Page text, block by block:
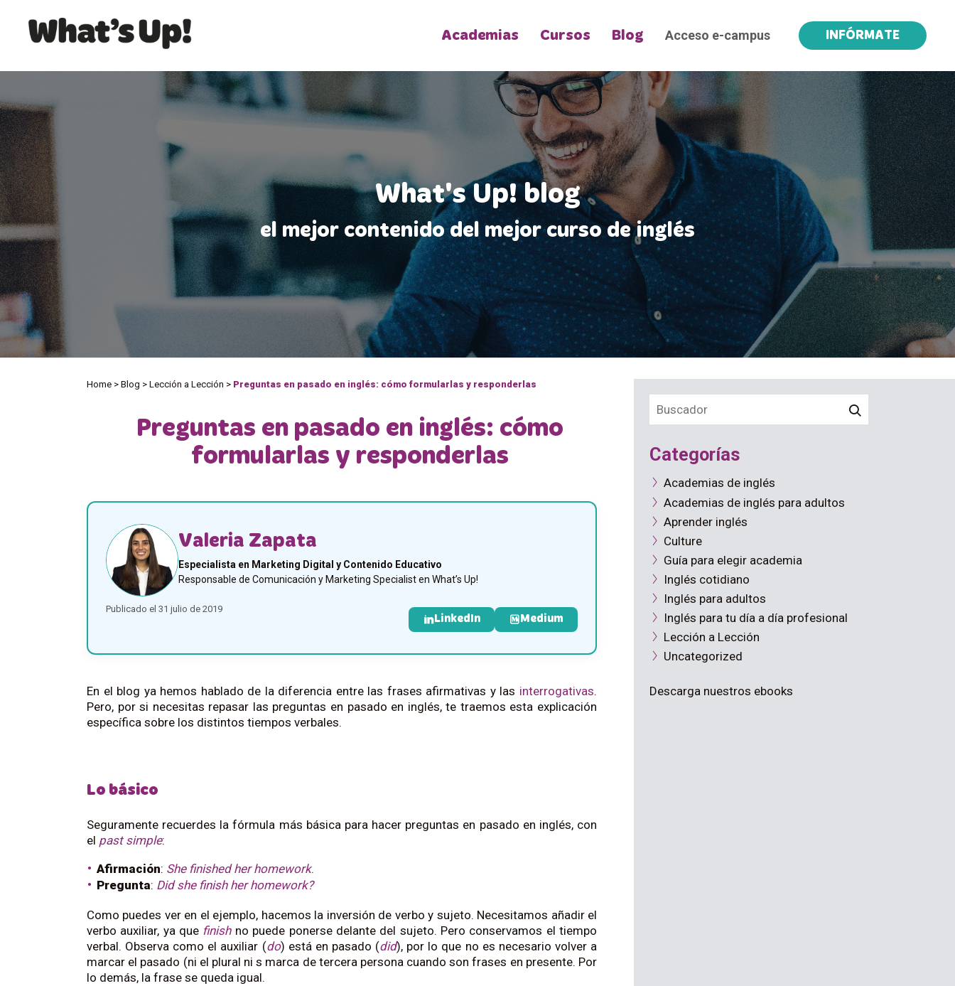
Academias Cursos Blog Acceso e-campus INFÓRMATE
What's Up! blog
el mejor contenido del mejor curso de inglés
Home > Blog > Lección a Lección > Preguntas en pasado en inglés: cómo formularlas y responderlas
Preguntas en pasado en inglés: cómo
formularlas y responderlas
Valeria Zapata
Especialista en Marketing Digital y Contenido Educativo
Responsable de Comunicación y Marketing Specialist en What’s Up!
Publicado el 31 julio de 2019
LinkedIn Medium
En el blog ya hemos hablado de la diferencia entre las frases afirmativas y las interrogativas.
Pero, por si necesitas repasar las preguntas en pasado en inglés, te traemos esta explicación
específica sobre los distintos tiempos verbales.
Lo básico
Seguramente recuerdes la fórmula más básica para hacer preguntas en pasado en inglés, con
el past simple:
Afirmación: She finished her homework.
Pregunta: Did she finish her homework?
Como puedes ver en el ejemplo, hacemos la inversión de verbo y sujeto. Necesitamos añadir el
verbo auxiliar, ya que finishno puede ponerse delante del sujeto. Pero conservamos el tiempo
verbal. Observa como el auxiliar (do) está en pasado (did), por lo que no es necesario volver a
marcar el pasado (ni el plural ni s marca de tercera persona cuando son frases en presente. Por
lo demás, la frase se queda igual.
Categorías
Academias de inglés
Academias de inglés para adultos
Aprender inglés
Culture
Guía para elegir academia
Inglés cotidiano
Inglés para adultos
Inglés para tu día a día profesional
Lección a Lección
Uncategorized
Descarga nuestros ebooks